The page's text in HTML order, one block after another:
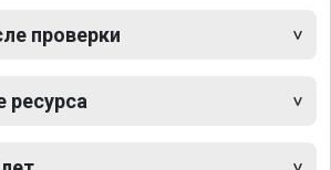
проверки
ресурса